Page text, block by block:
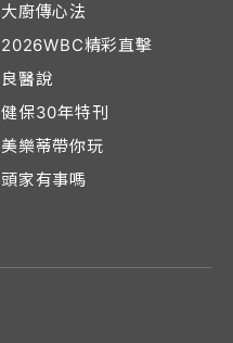
大廚傳心法
2026WBC精彩直擊
良醫說
健保30年特刊
美樂蒂帶你玩
頭家有事嗎